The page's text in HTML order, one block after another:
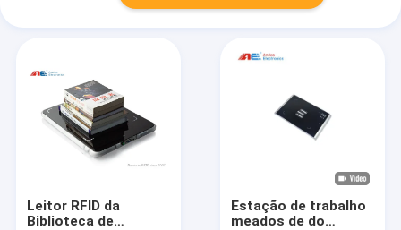
Leitor RFID da
Biblioteca de
Estação de trabalho
meados de do